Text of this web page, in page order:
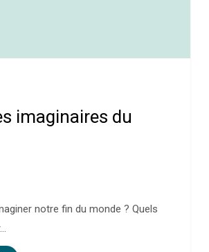
imaginaires du
notre fin du monde ? Quels